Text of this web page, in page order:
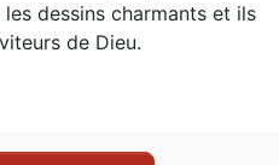
dessins charmants et ils
de Dieu.